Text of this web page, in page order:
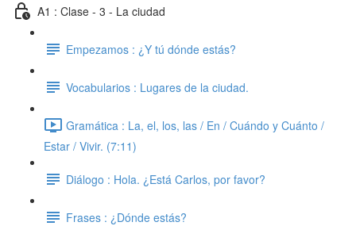
A1 : Clase - 3 - La ciudad
Empezamos : ¿Y tú dónde estás?
Vocabularios : Lugares de la ciudad.
Gramática : La, el, los, las / En / Cuándo y Cuánto /
Estar / Vivir. (7:11)
Diálogo : Hola. ¿Está Carlos, por favor?
Frases : ¿Dónde estás?